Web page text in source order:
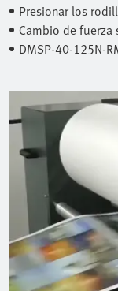
Presionar los
Cambio de fuerza
DMSP-40-125N-